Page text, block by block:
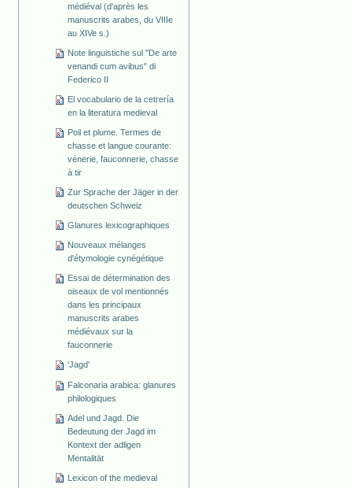
médiéval (d'après les
manuscrits arabes, du VIIIe
au XIVe s.)
Note linguistiche sul "De arte
venandi cum avibus" di
Federico II
El vocabulario de la cetrería
en la literatura medieval
Poil et plume. Termes de
chasse et langue courante:
vénerie, fauconnerie, chasse
à tir
Zur Sprache der Jäger in der
deutschen Schweiz
Glanures lexicographiques
Nouveaux mélanges
d'étymologie cynégétique
Essai de détermination des
oiseaux de vol mentionnés
dans les principaux
manuscrits arabes
médiévaux sur la
fauconnerie
'Jagd'
Falconaria arabica: glanures
philologiques
Adel und Jagd. Die
Bedeutung der Jagd im
Kontext der adligen
Mentalität
Lexicon of the medieval